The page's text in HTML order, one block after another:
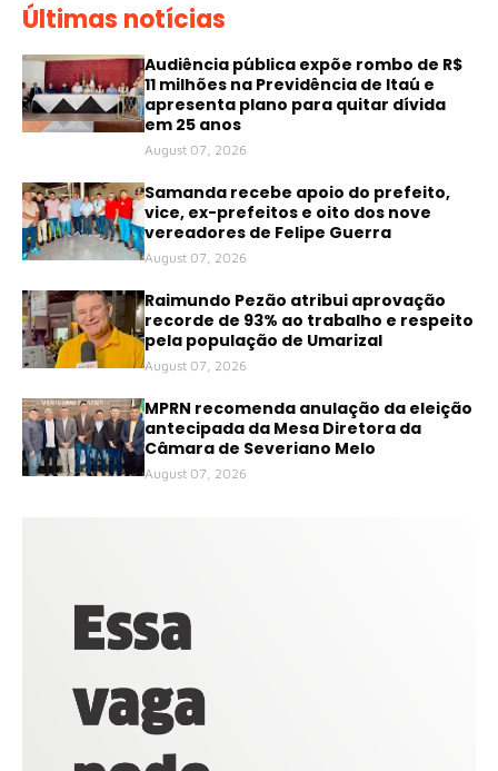
Últimas notícias
Audiência pública expõe rombo de R$
11 milhões na Previdência de Itaú e
apresenta plano para quitar dívida
em 25 anos
August 07, 2026
Samanda recebe apoio do prefeito,
vice, ex-prefeitos e oito dos nove
vereadores de Felipe Guerra
August 07, 2026
Raimundo Pezão atribui aprovação
recorde de 93% ao trabalho e respeito
pela população de Umarizal
August 07, 2026
MPRN recomenda anulação da eleição
antecipada da Mesa Diretora da
Câmara de Severiano Melo
August 07, 2026